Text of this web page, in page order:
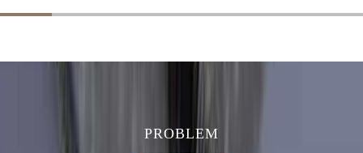
PROBLEM